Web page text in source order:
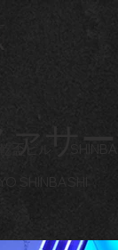
SHINBASHI
ァサ
盃ビル